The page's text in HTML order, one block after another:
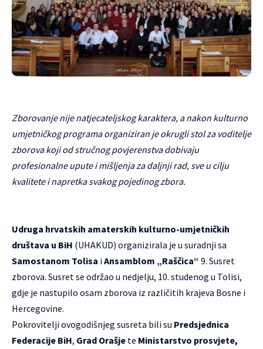
Zborovanje nije natjecateljskog karaktera, a nakon kulturno
umjetničkog programa organiziran je okrugli stol za voditelje
zborova koji od stručnog povjerenstva dobivaju
profesionalne upute i mišljenja za daljnji rad, sve u cilju
kvalitete i napretka svakog pojedinog zbora.
Udruga hrvatskih amaterskih kulturno-umjetničkih
društava u BiH (UHAKUD) organizirala je u suradnji sa
Samostanom Tolisa iAnsamblom „Raščica“ 9. Susret
zborova. Susret se održao u nedjelju, 10. studenog u Tolisi,
gdje je nastupilo osam zborova iz različitih krajeva Bosne i
Hercegovine.
Pokrovitelji ovogodišnjeg susreta bili su Predsjednica
Federacije BiH, Grad Orašje te Ministarstvo prosvjete,